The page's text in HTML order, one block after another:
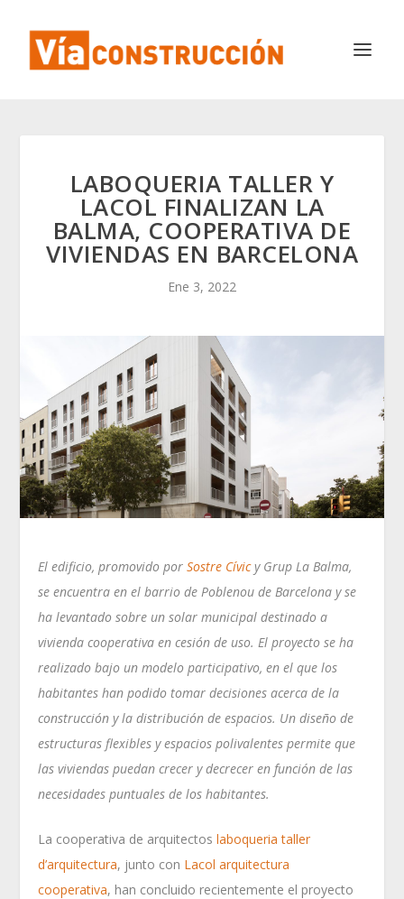
LABOQUERIA TALLER Y
LACOL FINALIZAN LA
BALMA, COOPERATIVA DE
VIVIENDAS EN BARCELONA
Ene 3, 2022
El edificio, promovido porSostre Cívicy Grup La Balma,
se encuentra en el barrio de Poblenou de Barcelona y se
ha levantado sobre un solar municipal destinado a
vivienda cooperativa en cesión de uso. El proyecto se ha
realizado bajo un modelo participativo, en el que los
habitantes han podido tomar decisiones acerca de la
construcción y la distribución de espacios. Un diseño de
estructuras flexibles y espacios polivalentes permite que
las viviendas puedan crecer y decrecer en función de las
necesidades puntuales de los habitantes.
La cooperativa de arquitectoslaboqueria taller
d’arquitectura, junto con Lacol arquitectura
cooperativa, han concluido recientemente el proyecto